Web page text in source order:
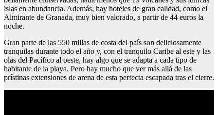
islas en abundancia. Además, hay hoteles de gran calidad, como el
Almirante de Granada, muy bien valorado, a partir de 44 euros la
noche.
Gran parte de las 550 millas de costa del país son deliciosamente
tranquilas durante todo el año y, con el tranquilo Caribe al este y las
olas del Pacífico al oeste, hay algo que se adapta a cada tipo de
habitante de la playa. Pero hay mucho que ver más allá de las
prístinas extensiones de arena de esta perfecta escapada tras el cierre.